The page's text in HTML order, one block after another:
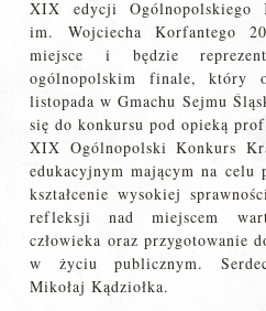
XIX edycji Ogólnopolskiego
im. Wojciecha Korfantego
miejsce i będzie
ogólnopolskim finale, który
listopada w Gmachu Sejmu
się do konkursu pod opieką
XIX Ogólnopolski Konkurs
edukacyjnym mającym na celu
kształcenie wysokiej
refleksji nad miejscem
człowieka oraz przygotowanie
w życiu publicznym.
Mikołaj Kądziołka.